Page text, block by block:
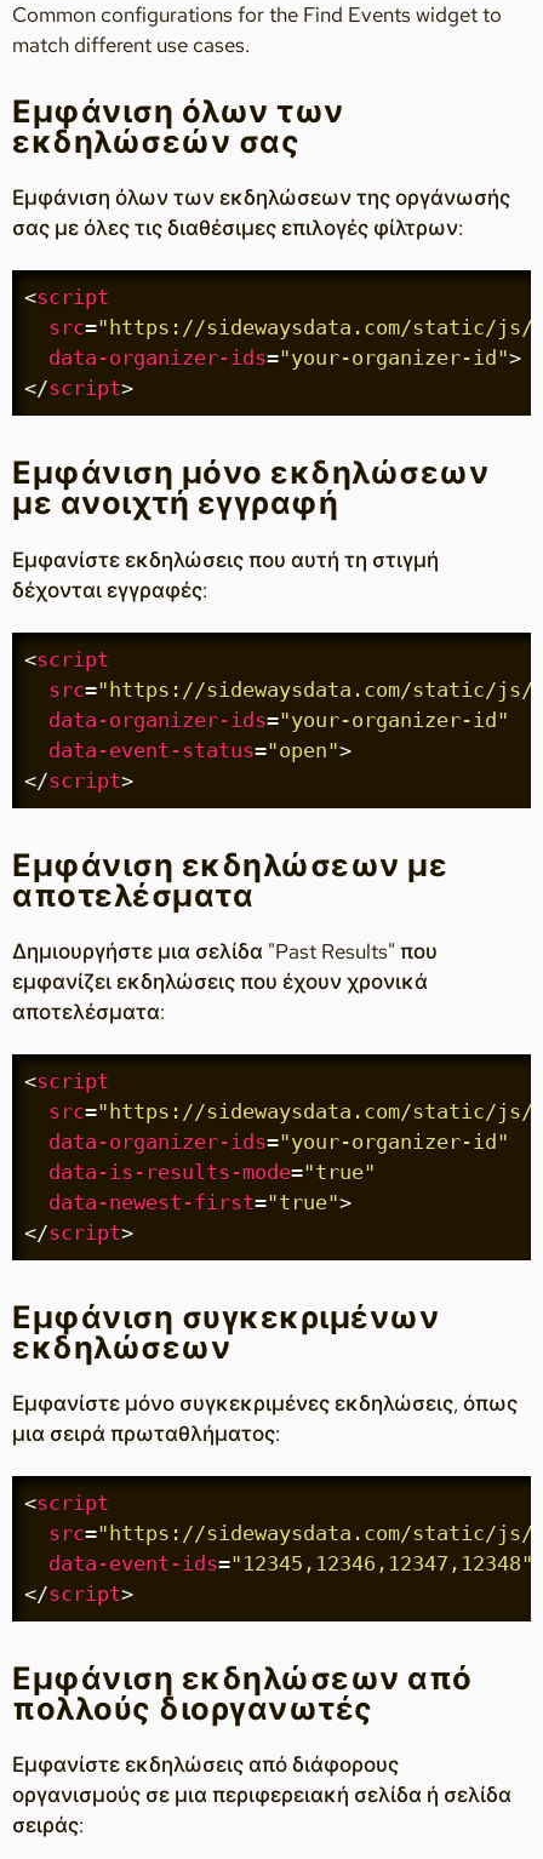
Common configurations for the Find Events widget to
match different use cases.
Εμφάνιση όλων των
εκδηλώσεών σας
Εμφάνιση όλων των εκδηλώσεων της οργάνωσής
σας με όλες τις διαθέσιμες επιλογές φίλτρων:
<script
src="https://sidewaysdata.com/static/js/
data-organizer-ids="your-organizer-id">
</script>
Εμφάνιση μόνο εκδηλώσεων
με ανοιχτή εγγραφή
Εμφανίστε εκδηλώσεις που αυτή τη στιγμή
δέχονται εγγραφές:
<script
src="https://sidewaysdata.com/static/js/
data-organizer-ids="your-organizer-id"
data-event-status="open">
</script>
Εμφάνιση εκδηλώσεων με
αποτελέσματα
Δημιουργήστε μια σελίδα "Past Results" που
εμφανίζει εκδηλώσεις που έχουν χρονικά
αποτελέσματα:
<script
src="https://sidewaysdata.com/static/js/
data-organizer-ids="your-organizer-id"
data-is-results-mode="true"
data-newest-first="true">
</script>
Εμφάνιση συγκεκριμένων
εκδηλώσεων
Εμφανίστε μόνο συγκεκριμένες εκδηλώσεις, όπως
μια σειρά πρωταθλήματος:
<script
src="https://sidewaysdata.com/static/js/
data-event-ids="12345,12346,12347,12348"
</script>
Εμφάνιση εκδηλώσεων από
πολλούς διοργανωτές
Εμφανίστε εκδηλώσεις από διάφορους
οργανισμούς σε μια περιφερειακή σελίδα ή σελίδα
σειράς: